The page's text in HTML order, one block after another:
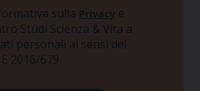
sulla Privacy e
Studi Scienza & Vita a
personali ai sensi del
2016/679